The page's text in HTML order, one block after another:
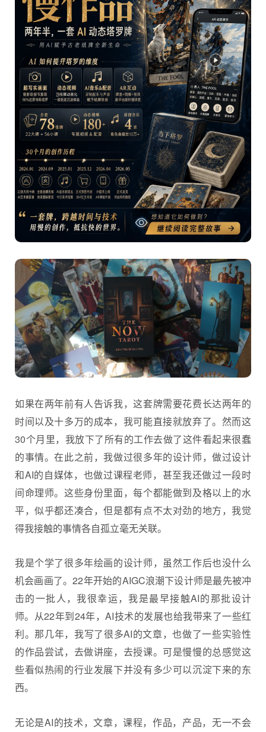
如果在两年前有人告诉我，这套牌需要花费长达两年的
时间以及十多万的成本，我可能直接就放弃了。然而这
30个月里，我放下了所有的工作去做了这件看起来很蠢
的事情。在此之前，我做过很多年的设计师，做过设计
和AI的自媒体，也做过课程老师，甚至我还做过一段时
间命理师。这些身份里面，每个都能做到及格以上的水
平，似乎都还凑合，但是都有点不太对劲的地方，我觉
得我接触的事情各自孤立毫无关联。
我是个学了很多年绘画的设计师，虽然工作后也没什么
机会画画了。22年开始的AIGC浪潮下设计师是最先被冲
击的一批人，我很幸运，我是最早接触AI的那批设计
师。从22年到24年，AI技术的发展也给我带来了一些红
利。那几年，我写了很多AI的文章，也做了一些实验性
的作品尝试，去做讲座，去授课。可是慢慢的总感觉这
些看似热闹的行业发展下并没有多少可以沉淀下来的东
西。
无论是AI的技术，文章，课程，作品，产品，无一不会